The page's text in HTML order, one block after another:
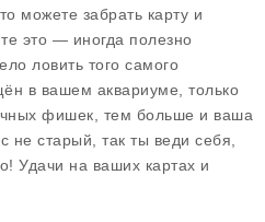
можете забрать карту и
это — иногда полезно
ловить того самого
в вашем аквариуме, только
фишек, тем больше и ваша
не старый, так ты веди себя,
Удачи на ваших картах и